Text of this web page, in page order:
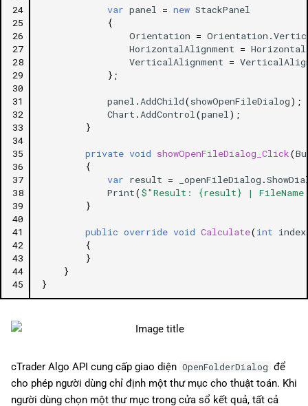
24
25
26
27
28
29
30
31
32
33
34
35
36
37
38
39
40
41
42
43
44
45
var panel = new StackPanel
{
Orientation = Orientation .
HorizontalAlignment =
VerticalAlignment =
};
panel . AddChild(showOpenFileDialog);
Chart . AddControl (panel );
}
private void showOpenFileDialog_Click(
{
var result = _openFileDialog .
Print($"Result: {result} |
}
public override void Calculate(int index
{
}
}
}
cTrader Algo API cung cấp giao diện OpenFolderDialog để
cho phép người dùng chỉ định một thư mục cho thuật toán. Khi
người dùng chọn một thư mục trong cửa sổ kết quả, tất cả